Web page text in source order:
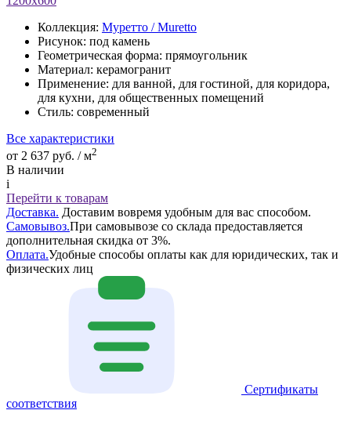
Коллекция: Муретто / Muretto
Рисунок: под камень
Геометрическая форма: прямоугольник
Материал: керамогранит
Применение: для ванной, для гостиной, для коридора,
для кухни, для общественных помещений
Стиль: современный
Все характеристики
от 2 637 руб. / м2
В наличии
i
Перейти к товарам
Доставка. Доставим вовремя удобным для вас способом.
Самовывоз.При самовывозе со склада предоставляется
дополнительная скидка от 3%.
Оплата.Удобные способы оплаты как для юридических, так и
физических лиц
Сертификаты
соответствия